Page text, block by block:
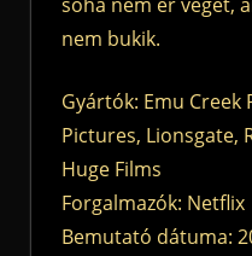
nem bukik.
Gyártók: Emu Creek
Pictures, Lionsgate,
Huge Films
Forgalmazók: Netflix
Bemutató dátuma: